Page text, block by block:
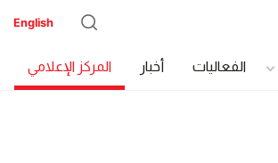
English
الفعاليات أخبار المركز الإعلامي